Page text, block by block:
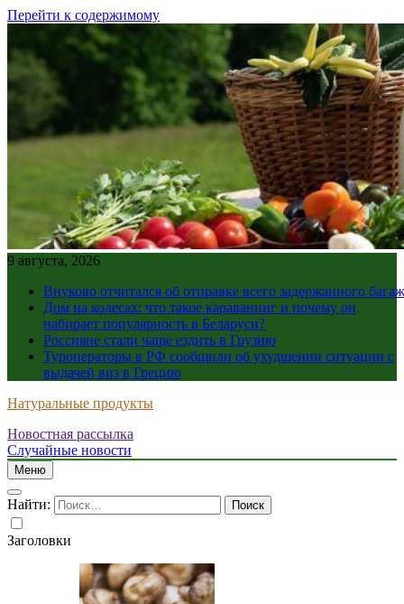
Перейти к содержимому
9 августа, 2026
Внуково отчитался об отправке всего задержанного
Дом на колесах: что такое караванинг и почему он
набирает популярность в Беларуси?
Россияне стали чаще ездить в Грузию
Туроператоры в РФ сообщили об ухудшении ситуации с
выдачей виз в Грецию
Натуральные продукты
Новостная рассылка
Случайные новости
Меню
Найти:
Заголовки